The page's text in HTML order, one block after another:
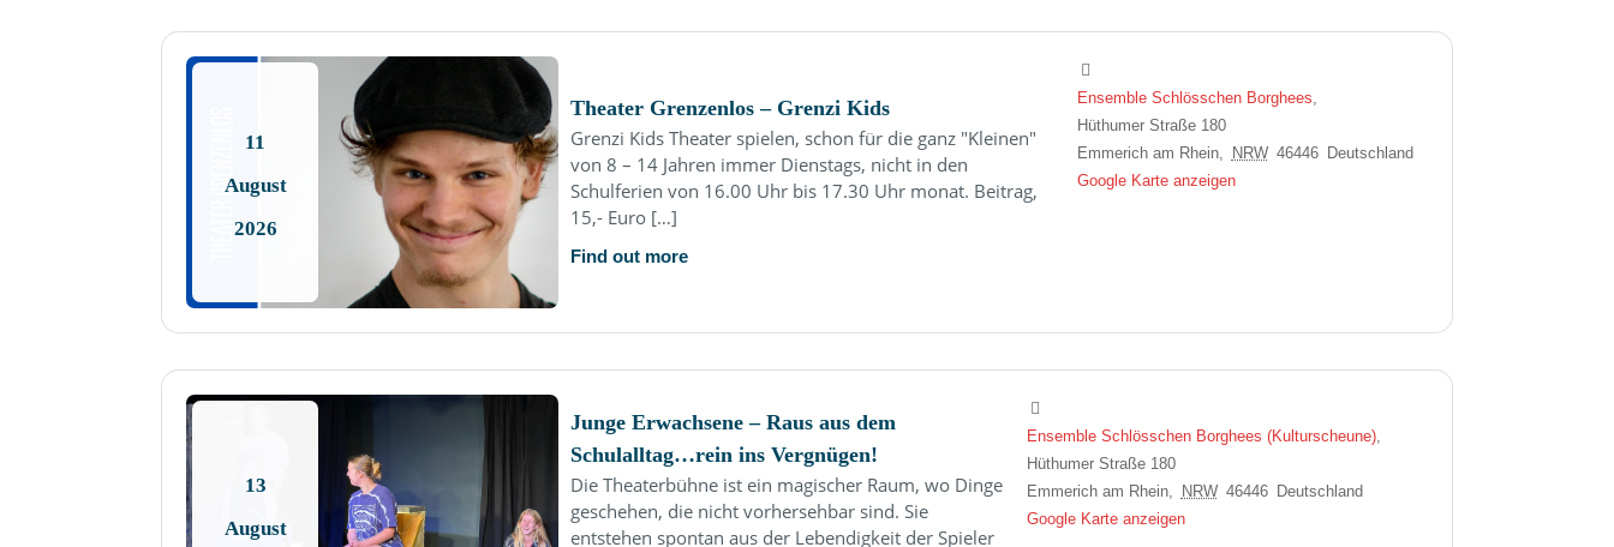
11
August
2026
Theater Grenzenlos – Grenzi Kids
Grenzi Kids Theater spielen, schon für die ganz "Kleinen"
von 8 – 14 Jahren immer Dienstags, nicht in den
Schulferien von 16.00 Uhr bis 17.30 Uhr monat. Beitrag,
15,- Euro […]
Find out more
Ensemble Schlösschen Borghees
Hüthumer Straße 180
Emmerich am Rhein, NRW 46446 Deutschland
Google Karte anzeigen
13
August
Junge Erwachsene – Raus aus dem
Schulalltag…rein ins Vergnügen!
Die Theaterbühne ist ein magischer Raum, wo Dinge
geschehen, die nicht vorhersehbar sind. Sie
entstehen spontan aus der Lebendigkeit der Spieler
Ensemble Schlösschen Borghees (Kulturscheune),
Hüthumer Straße 180
Emmerich am Rhein, NRW 46446 Deutschland
Google Karte anzeigen